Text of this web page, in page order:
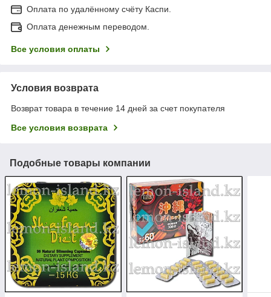
Оплата по удалённому счёту Каспи.
Оплата денежным переводом.
Все условия оплаты
Условия возврата
Возврат товара в течение 14 дней за счет покупателя
Все условия возврата
Подобные товары компании